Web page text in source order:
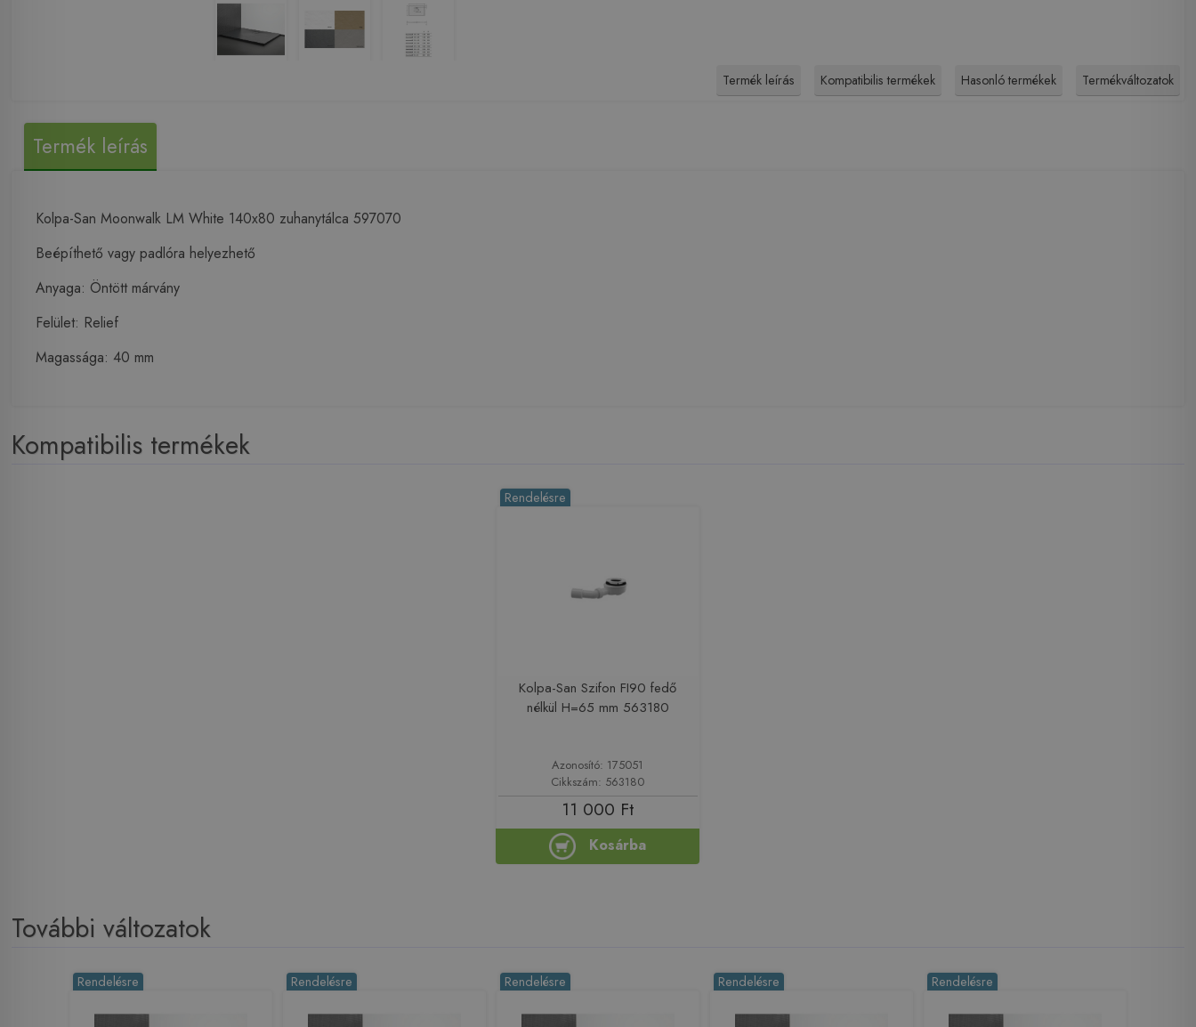
Termék leírás Kompatibilis termékek Hasonló termékek Termékváltozatok
Termék leírás
Kolpa-San Moonwalk LM White 140x80 zuhanytálca 597070
Beépíthető vagy padlóra helyezhető
Anyaga: Öntött márvány
Felület: Relief
Magassága: 40 mm
Kompatibilis termékek
Rendelésre
Kolpa-San Szifon FI90 fedő
nélkül H=65 mm 563180
Azonosító: 175051
Cikkszám: 563180
11 000 Ft
Kosárba
További változatok
Rendelésre Rendelésre Rendelésre Rendelésre Rendelésre